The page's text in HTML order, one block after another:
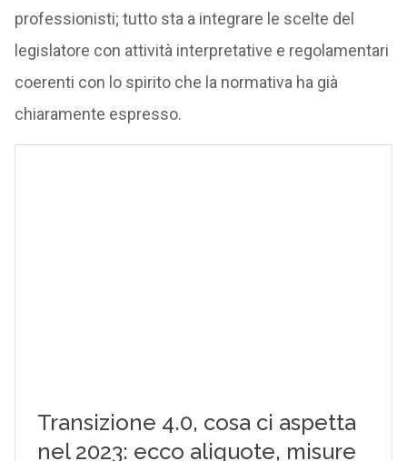
professionisti; tutto sta a integrare le scelte del
legislatore con attività interpretative e regolamentari
coerenti con lo spirito che la normativa ha già
chiaramente espresso.